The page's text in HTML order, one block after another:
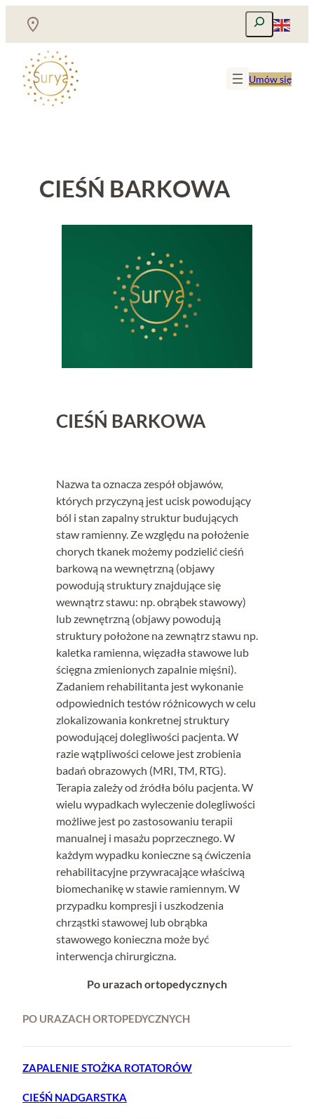
treści
Szukaj
Umów się
CIEŚŃ BARKOWA
CIEŚŃ BARKOWA
Nazwa ta oznacza zespół objawów,
których przyczyną jest ucisk powodujący
ból i stan zapalny struktur budujących
staw ramienny. Ze względu na położenie
chorych tkanek możemy podzielić cieśń
barkową na wewnętrzną (objawy
powodują struktury znajdujące się
wewnątrz stawu: np. obrąbek stawowy)
lub zewnętrzną (objawy powodują
struktury położone na zewnątrz stawu np.
kaletka ramienna, więzadła stawowe lub
ścięgna zmienionych zapalnie mięśni).
Zadaniem rehabilitanta jest wykonanie
odpowiednich testów różnicowych w celu
zlokalizowania konkretnej struktury
powodującej dolegliwości pacjenta. W
razie wątpliwości celowe jest zrobienia
badań obrazowych (MRI, TM, RTG).
Terapia zależy od źródła bólu pacjenta. W
wielu wypadkach wyleczenie dolegliwości
możliwe jest po zastosowaniu terapii
manualnej i masażu poprzecznego. W
każdym wypadku konieczne są ćwiczenia
rehabilitacyjne przywracające właściwą
biomechanikę w stawie ramiennym. W
przypadku kompresji i uszkodzenia
chrząstki stawowej lub obrąbka
stawowego konieczna może być
interwencja chirurgiczna.
Po urazach ortopedycznych
PO URAZACH ORTOPEDYCZNYCH
ZAPALENIE STOŻKA ROTATORÓW
CIEŚŃ NADGARSTKA